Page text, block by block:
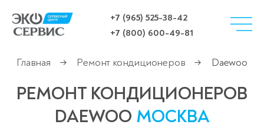
+7 (965) 525-38-42
+7 (800) 600-49-81
Главная → Ремонт кондиционеров → Daewoo
РЕМОНТ КОНДИЦИОНЕРОВ
DAEWOO МОСКВА